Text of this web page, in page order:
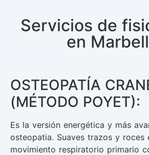
Servicios de
en
OSTEOPATÍA
(MÉTODO POYET):
Es la versión energética y más
osteopatia. Suaves trazos y roces
movimiento respiratorio primario